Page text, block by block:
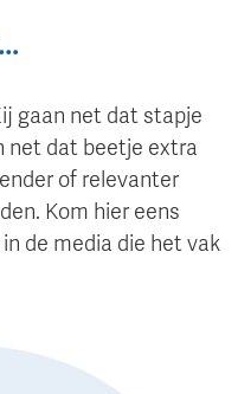
gaan net dat stapje
net dat beetje extra
of relevanter
Kom hier eens
de media die het vak